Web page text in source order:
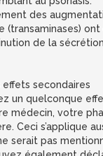
des
(transaminases)
de la
secondaires
un quelconque
médecin, votre
Ceci s’applique
serait pas